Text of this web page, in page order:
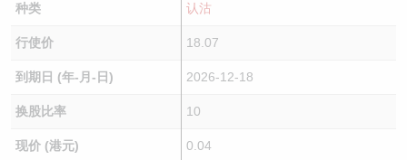
种类 认沽
行使价 18.07
到期日 (年-月-日) 2026-12-18
换股比率 10
现价 (港元) 0.04